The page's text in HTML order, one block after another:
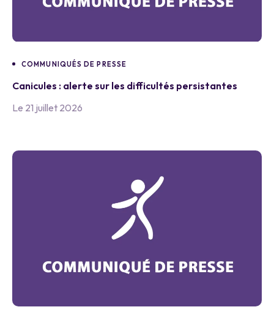
COMMUNIQUÉS DE PRESSE
Canicules : alerte sur les difficultés persistantes
Le 21 juillet 2026